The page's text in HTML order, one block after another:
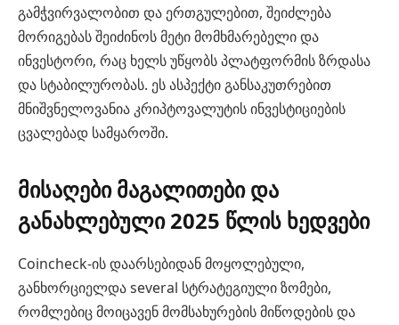
გამჭვირვალობით და ერთგულებით, შეიძლება
მორიგებას შეიძინოს მეტი მომხმარებელი და
ინვესტორი, რაც ხელს უწყობს პლატფორმის ზრდასა
და სტაბილურობას. ეს ასპექტი განსაკუთრებით
მნიშვნელოვანია კრიპტოვალუტის ინვესტიციების
ცვალებად სამყაროში.
მისაღები მაგალითები და
განახლებული 2025 წლის ხედვები
Coincheck-ის დაარსებიდან მოყოლებული,
განხორციელდა several სტრატეგიული ზომები,
რომლებიც მოიცავენ მომსახურების მიწოდების და